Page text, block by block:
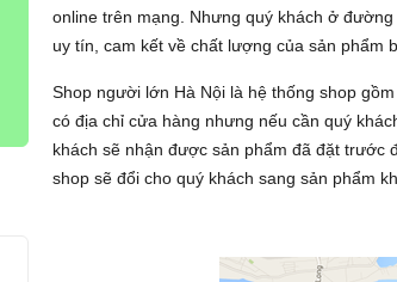
online trên mạng. Nhưng quý khách ở
uy tín, cam kết về chất lượng của sản phẩm
Shop người lớn Hà Nội là hệ thống shop
có địa chỉ cửa hàng nhưng nếu cần quý
khách sẽ nhận được sản phẩm đã đặt trước
shop sẽ đổi cho quý khách sang sản phẩm